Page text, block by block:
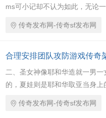
ms可小记却不认为如此，无论
传奇发布网-传奇sf发布网
合理安排团队攻防游戏传奇
二、圣女神像耶和华造就一男
的，夏娃则是耶和华取亚当身
传奇发布网-传奇sf发布网